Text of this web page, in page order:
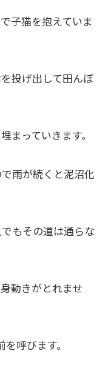
子猫を抱えていま
投げ出して田んぼ
まっていきます。
雨が続くと泥沼化
もその道は通らな
動きがとれませ
呼びます。